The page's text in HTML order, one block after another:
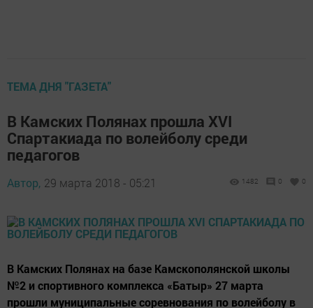
ТЕМА ДНЯ "ГАЗЕТА"
В Камских Полянах прошла XVI
Спартакиада по волейболу среди
педагогов
Автор, 29 марта 2018 - 05:21 1482 0 0
В Камских Полянах на базе Камскополянской школы
№2 и спортивного комплекса «Батыр» 27 марта
прошли муниципальные соревнования по волейболу в